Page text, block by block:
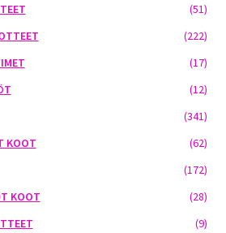
(51)
(222)
(17)
(12)
(341)
KOOT
(62)
(172)
KOOT
(28)
(9)